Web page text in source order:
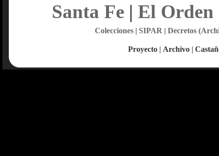
Santa Fe| El Orden
Colecciones| SIPAR | Decretos
Proyecto | Archivo |